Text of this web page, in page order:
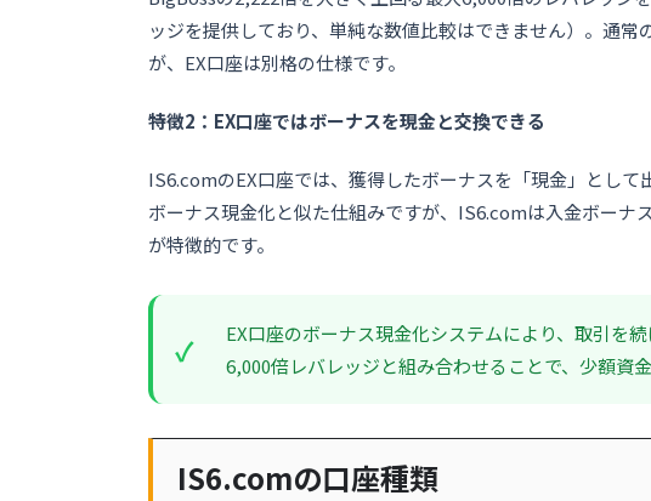
ッジを提供しており、単純な数値比較はできません）。通
が、EX口座は別格の仕様です。
特徴2：EX口座ではボーナスを現金と交換できる
IS6.comのEX口座では、獲得したボーナスを「現金」とし
ボーナス現金化と似た仕組みですが、IS6.comは入金ボーナ
が特徴的です。
EX口座のボーナス現金化システムにより、取引を
6,000倍レバレッジと組み合わせることで、少額資
IS6.comの口座種類